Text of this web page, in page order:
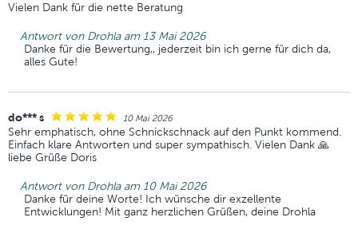
Vielen Dank für die nette Beratung
Antwort von Drohla am 13 Mai 2026
Danke für die Bewertung,, jederzeit bin ich gerne für dich da,
alles Gute!
do*** s 10 Mai 2026
Sehr emphatisch, ohne Schnickschnack auf den Punkt kommend.
Einfach klare Antworten und super sympathisch. Vielen Dank 🙏
liebe Grüße Doris
Antwort von Drohla am 10 Mai 2026
Danke für deine Worte! Ich wünsche dir exzellente
Entwicklungen! Mit ganz herzlichen Grüßen, deine Drohla